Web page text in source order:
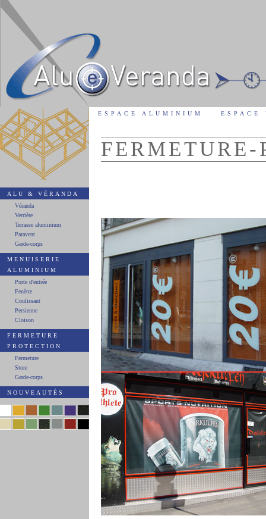
ESPACE ALUMINIUM ESPACE
ALU & VÉRANDA
Véranda
Verrière
Terrasse aluminium
Paravent
Garde-corps
MENUISERIE
ALUMINIUM
Porte d'entrée
Fenêtre
Coulissant
Persienne
Cloison
FERMETURE
PROTECTION
Fermeture
Store
Garde-corps
NOUVEAUTÉS